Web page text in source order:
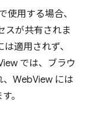
使用する場合、
スが共有されま
適用されず、
では、ブラウ
WebView には
。